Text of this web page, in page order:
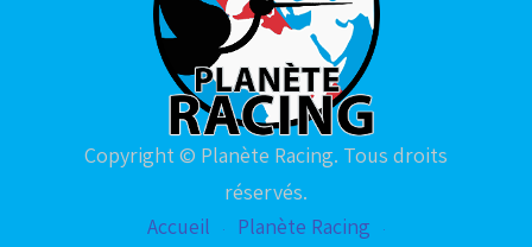
Copyright © Planète Racing. Tous droits
réservés.
Accueil
Planète Racing